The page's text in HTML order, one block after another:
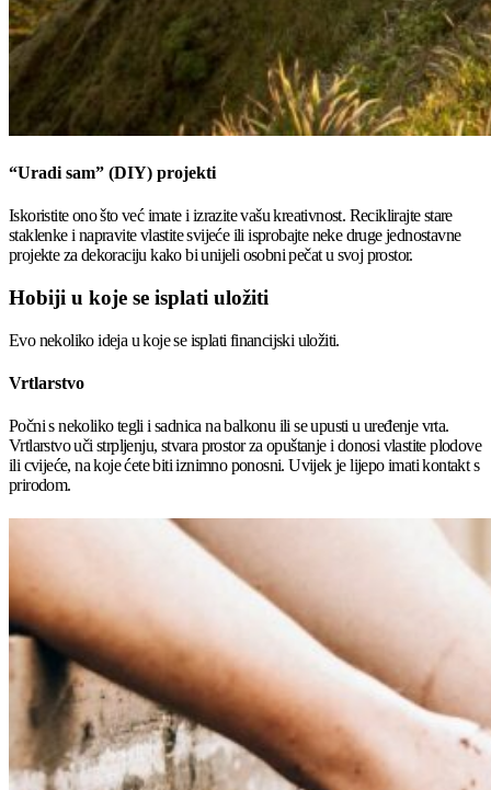
“Uradi sam” (DIY) projekti
Iskoristite ono što već imate i izrazite vašu kreativnost. Reciklirajte stare
staklenke i napravite vlastite svijeće ili isprobajte neke druge jednostavne
projekte za dekoraciju kako bi unijeli osobni pečat u svoj prostor.
Hobiji u koje se isplati uložiti
Evo nekoliko ideja u koje se isplati financijski uložiti.
Vrtlarstvo
Počni s nekoliko tegli i sadnica na balkonu ili se upusti u uređenje vrta.
Vrtlarstvo uči strpljenju, stvara prostor za opuštanje i donosi vlastite plodove
ili cvijeće, na koje ćete biti iznimno ponosni. Uvijek je lijepo imati kontakt s
prirodom.